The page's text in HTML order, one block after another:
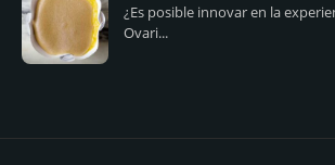
¿Es posible innovar en la
Ovari...